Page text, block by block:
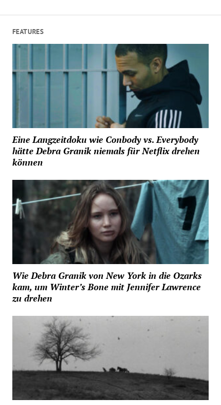
FEATURES
Eine Langzeitdoku wie Conbody vs. Everybody
hätte Debra Granik niemals für Netflix drehen
können
Wie Debra Granik von New York in die Ozarks
kam, um Winter’s Bone mit Jennifer Lawrence
zu drehen